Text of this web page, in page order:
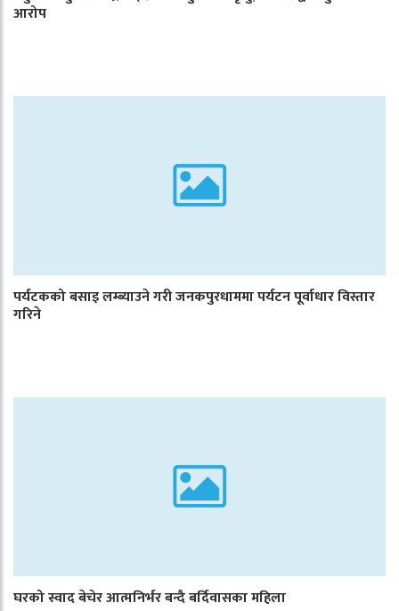
आरोप
पर्यटकको बसाइ लम्ब्याउने गरी जनकपुरधाममा पर्यटन पूर्वाधार विस्तार
गरिने
घरको स्वाद बेचेर आत्मनिर्भर बन्दै बर्दिवासका महिला